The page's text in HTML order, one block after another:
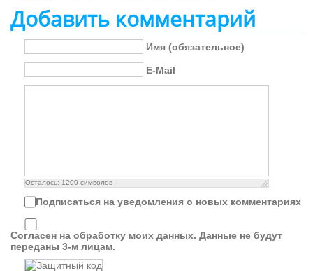
Добавить комментарий
Имя (обязательное)
E-Mail
Осталось: 1200 символов
Подписаться на уведомления о новых комментариях
Согласен на обработку моих данных. Данные не будут
переданы 3-м лицам.